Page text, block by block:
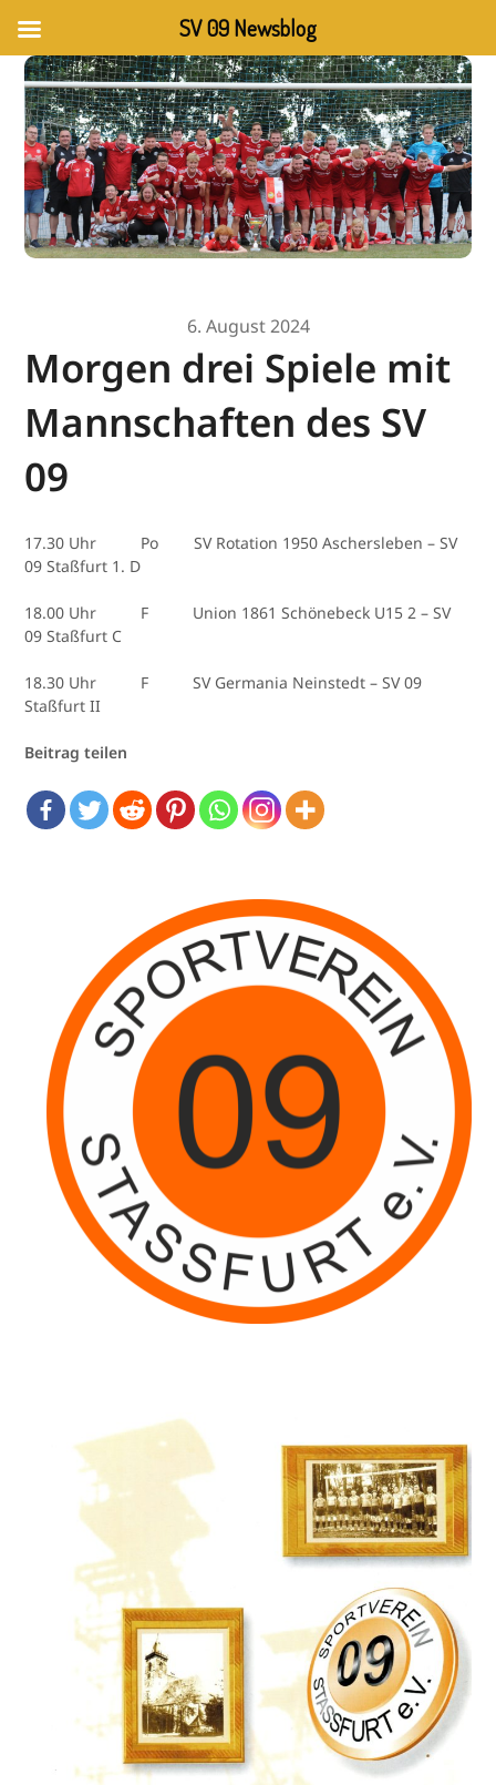
6. August 2024
Morgen drei Spiele mit
Mannschaften des SV
09
17.30 Uhr Po SV Rotation 1950 Aschersleben – SV
09 Staßfurt 1. D
18.00 Uhr F Union 1861 Schönebeck U15 2 – SV
09 Staßfurt C
18.30 Uhr F SV Germania Neinstedt – SV 09
Staßfurt II
Beitrag teilen
SV 09 Newsblog